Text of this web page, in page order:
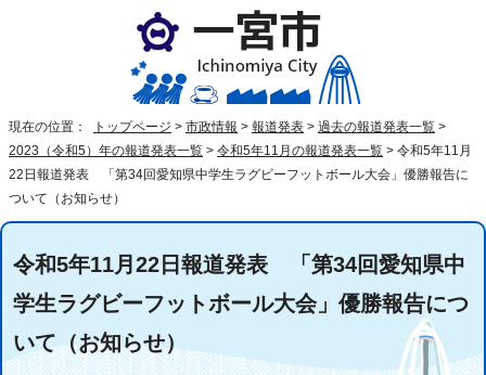
現在の位置： トップページ > 市政情報 > 報道発表 > 過去の報道発表一覧 >
2023（令和5）年の報道発表一覧 > 令和5年11月の報道発表一覧 > 令和5年11月
22日報道発表 「第34回愛知県中学生ラグビーフットボール大会」優勝報告に
ついて（お知らせ）
令和5年11月22日報道発表 「第34回愛知県中
学生ラグビーフットボール大会」優勝報告につ
いて（お知らせ）